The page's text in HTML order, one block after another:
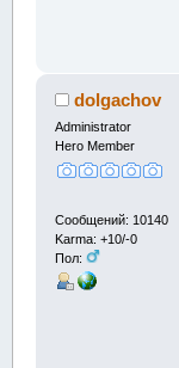
dolgachov
Administrator
Hero Member
Сообщений: 10140
Karma: +10/-0
Пол: